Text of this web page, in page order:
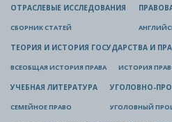
ОТРАСЛЕВЫЕ ИССЛЕДОВАНИЯ
СБОРНИК СТАТЕЙ
ТЕОРИЯ И ИСТОРИЯ ГОСУДАРСТВА И
ВСЕОБЩАЯ ИСТОРИЯ ПРАВА ИСТОРИЯ
УЧЕБНАЯ ЛИТЕРАТУРА
СЕМЕЙНОЕ ПРАВО
УГОЛОВНО-
УГОЛОВНЫЙ